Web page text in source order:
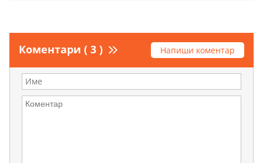
Коментари ( 3 ) Напиши коментар